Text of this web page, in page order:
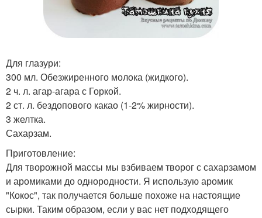
Для глазури:
300 мл. Обезжиренного молока (жидкого).
2 ч. л. агар-агара с Горкой.
2 ст. л. бездопового какао (1-2% жирности).
3 желтка.
Сахарзам.
Приготовление:
Для творожной массы мы взбиваем творог с сахарзамом
и аромиками до однородности. Я использую аромик
"Кокос", так получается больше похоже на настоящие
сырки. Таким образом, если у вас нет подходящего